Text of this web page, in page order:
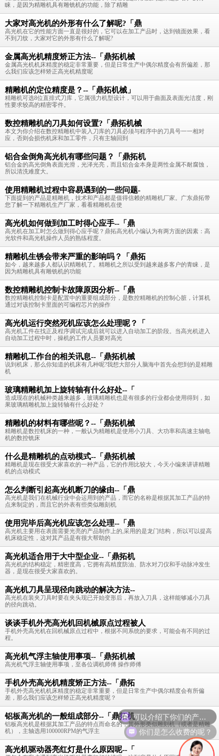
睐，是因为精雕机具有雕铣机的功能，除了精雕
大家对高光机的外形有什么了解呢?「鼎
高光机在它的性能方面一直是很好的，它可以在加工产品时，达到镜面效果，看
不到刀纹，大家对它的外形有什么了解呢?
金属高光机精度矫正方法--「鼎拓机械
金属高光机机床精度的稳定非常重要，但是日常生产中偶尔精度会有所偏差，那
么我们应该怎样矫正高光机精度呢
精雕机的定位精度是？--「鼎拓机械」
精雕机可选8位直排式刀库，它属强力机型设计，可以用于曲面及表面光洁度，刚
性要求较高的精密零件。
数控精雕机的刀具如何设置?「鼎拓机械
本文为你介绍在数控精雕机中装入刀库的刀具必须与程序中的刀具号一一相对
应，否则会损伤机床和加工零件，只有主轴回到
铝合金倒角高光机有哪些问题？「鼎拓机
铝合金的高光倒角表面光滑，光泽光亮，而且铝合金本身是两性金属不耐腐蚀，
所以清洗难度大。
使用精雕机过程中容易遇到的一些问题-
下面提到的产品是精雕机，技术和产品都是值得信赖的精雕机厂家。广东鼎拓带
您了解一下精雕机生产厂家，看看精雕机在使
高光机如何做到加工时得心应手--「鼎
高光机在加工时怎么做到得心应手呢？鼎拓高光机小编认为有两方面的因素：高
光软件和高光机操作人员的熟练程度。
精雕机生锈会带来严重的影响吗？「鼎拓
如今，越来越多人都认识精雕机了。精雕机之所以受到越来越多客户的青睐，是
因为精雕机具有雕铣机的功能
数控精雕机控制卡故障原因分析--「鼎
数控精雕机控制卡是配置中的重要组成部分，是数控精雕机的控制心脏，计算机
通过对该控制卡里面的可编程芯片的操作
高光机运行突然死机应该怎么处理呢？「
高光机工件在找正及程序调试完成后就可以进入自动加工的阶段。当高光机进入
自动加工过程中时，操机的工作人员要对高光
精雕机工作台的相关讯息--「鼎拓机械
说到机床，那么你知道的机床有几种呢?我想大部分人脑海中首先会想到的是精雕
机
玻璃精雕机加上旋转轴有什么好处--「
造成现在的机械种类越来越多，玻璃精雕机也是有很多的行业都会使用得到，如
果玻璃精雕机加上旋转轴有什么好处？
精雕机的材料有哪些呢？--「鼎拓机械
精雕机是数控机床的一种，一般认为精雕机是使用小刀具、大功率和高速主轴电
机的数控铣床
什么是精雕机的点动模式--「鼎拓机械
精雕机是现在很受大家喜欢的一种产品，它的作用比较大，今天小编来讲讲精雕
机的点动模式
怎么判断引起高光机断刀的缘由--「鼎
高光机是我们在机械行业中会运用到的产品，而它的名称是根据其加工产品的特
点来制定的，而且它的外表有些类似雕刻机
使用完毕后高光机应该怎么处理--「鼎
高光机主要用在表面需要光亮的产品制作上的,采用的是龙门结构，所以可以提高
机床稳定性，这对其产品是有很大帮助的
高光机适合用于大中型企业--「鼎拓机
高光机的结构稳定，精密度高，它拥有高精度防油、防水对刀仪和手动脉冲发生
器，是现在很受大家喜欢的。
高光机刀具呈现径向跳动的解决方法--
高光机在装夹刀具时要在夹头现已开始变形后，再放入刀具，这样能够减小刀具
的径向跳动。
谈谈手机外壳高光机回机械原点过程被人
手机外壳高光机在回机械原点过程中，根据不同系统的要求，可能会有不同的过
程。
高光机气浮主轴使用事项--「鼎拓机械
高光机气浮主轴使用事项，至各位调机师傅 操作师傅
手机外壳高光机精度矫正方法--「鼎拓
手机外壳高光机机床精度的稳定非常重要，但是日常生产中偶尔精度会有所偏
差，那么我们应该怎样矫正高光机精度呢？
铝板高光机的一般组成部分--「鼎拓机
铝板高光机是根据其加工产品的特点而命名的，其外形类似雕刻机（或者是精雕
机），主轴选用100000RPM的气浮主
高光机驱动器亮红灯是什么原因呢--「
你们是怎么收费的呢？